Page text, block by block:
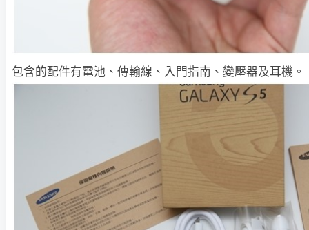
包含的配件有電池、傳輸線、入門指南、變壓器及耳機。